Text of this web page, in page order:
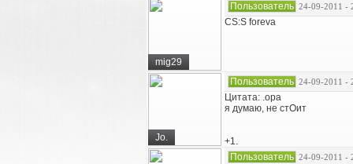
mig29
Пользователь 24-09-2011 -
CS:S foreva
Jo.
Пользователь 24-09-2011 -
Цитата: .opa
я думаю, не стОит
+1.
Пользователь 24-09-2011 -